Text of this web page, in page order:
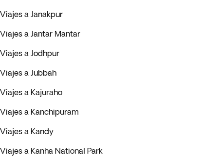
Viajes a Janakpur
Viajes a Jantar Mantar
Viajes a Jodhpur
Viajes a Jubbah
Viajes a Kajuraho
Viajes a Kanchipuram
Viajes a Kandy
Viajes a Kanha National Park